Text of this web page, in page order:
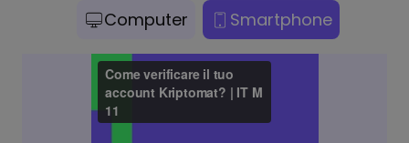
Computer Smartphone